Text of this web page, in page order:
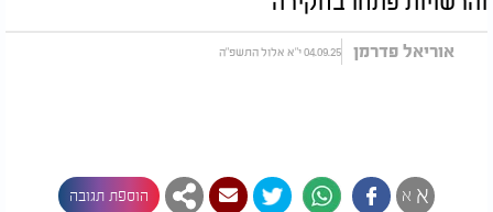
אוריאל פדרמן 04.09.25 י"א אלול התשפ"ה
א א הוספת תגובה